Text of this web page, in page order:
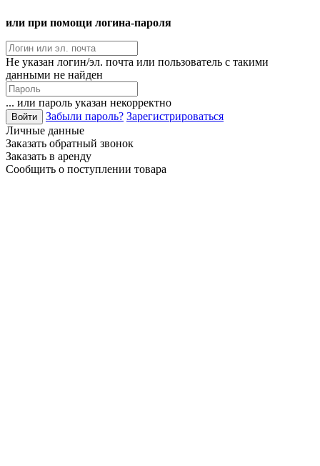
или при помощи логина-пароля
Не указан логин/эл. почта или пользователь с такими
данными не найден
... или пароль указан некорректно
Забыли пароль? Зарегистрироваться
Личные данные
Заказать обратный звонок
Заказать в аренду
Сообщить о поступлении товара